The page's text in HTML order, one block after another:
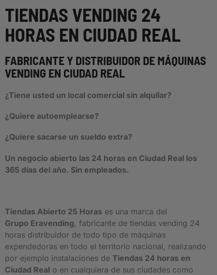
TIENDAS VENDING 24
HORAS EN CIUDAD REAL
FABRICANTE Y DISTRIBUIDOR DE MÁQUINAS
VENDING EN CIUDAD REAL
¿Tiene usted un local comercial sin alquilar?
¿Quiere autoemplearse?
¿Quiere sacarse un sueldo extra?
Un negocio abierto las 24 horas en Ciudad Real los
365 días del año. Sin empleados.
Tiendas Abierto 25 Horas es una marca del
Grupo Eravending, fabricante de tiendas vending 24
horas distribuidor de todo tipo de máquinas
expendedoras en todo el territorio nacional, realizando
por ejemplo instalaciones de Tiendas 24 horas en
Ciudad Real o en cualquiera de sus ciudades como